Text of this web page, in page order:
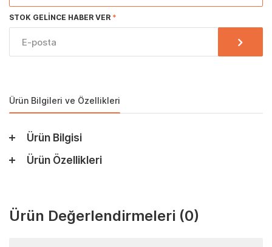
STOK GELINCE HABER VER
Ürün Bilgileri ve Özellikleri
Ürün Bilgisi
Ürün Özellikleri
Ürün Değerlendirmeleri (0)